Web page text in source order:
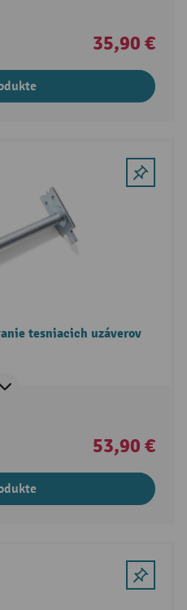
35,90 €
tesniacich uzáverov
53,90 €